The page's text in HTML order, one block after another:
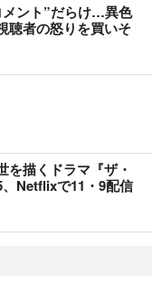
メント”だらけ…異色
聴者の怒りを買いそ
を描くドラマ『ザ・
Netflixで11・9配信